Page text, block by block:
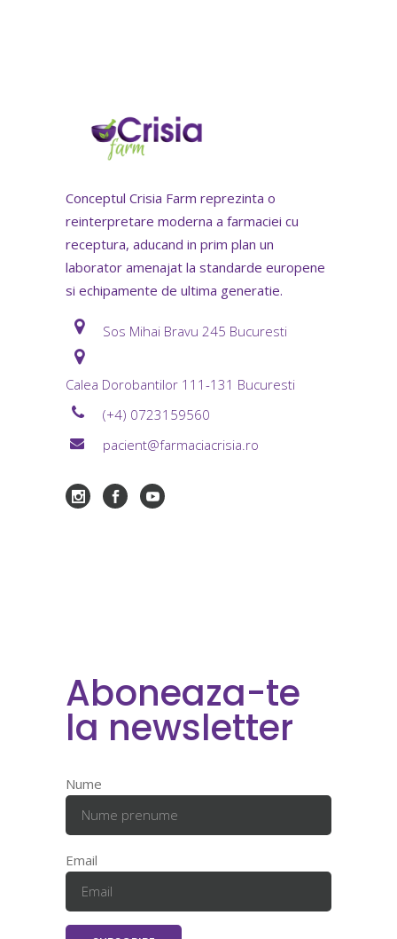
Conceptul Crisia Farm reprezinta o
reinterpretare moderna a farmaciei cu
receptura, aducand in prim plan un
laborator amenajat la standarde europene
si echipamente de ultima generatie.
Sos Mihai Bravu 245 Bucuresti
Calea Dorobantilor 111-131 Bucuresti
(+4) 0723159560
pacient@farmaciacrisia.ro
Aboneaza-te
la newsletter
Nume
Email